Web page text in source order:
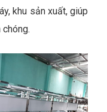
khu sản xuất, giúp